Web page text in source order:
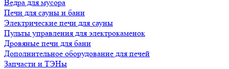
Ведра для мусора
Печи для сауны и бани
Электрические печи для сауны
Пульты управления для электрокаменок
Дровяные печи для бани
Дополнительное оборудование для печей
Запчасти и ТЭНы